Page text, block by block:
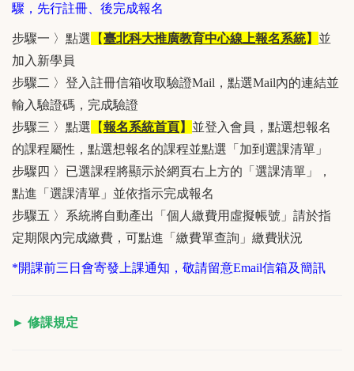
驟，先行註冊、後完成報名
步驟一 〉點選 【臺北科大推廣教育中心線上報名系統】 並
加入新學員
步驟二 〉登入註冊信箱收取驗證Mail，點選Mail內的連結並
輸入驗證碼，完成驗證
步驟三 〉點選 【報名系統首頁 】 並登入會員，點選想報名
的課程屬性，點選想報名的課程並點選「加到選課清單」
步驟四 〉已選課程將顯示於網頁右上方的「選課清單」，
點進「選課清單」並依指示完成報名
步驟五 〉系統將自動產出「個人繳費用虛擬帳號」請於指
定期限內完成繳費，可點進「繳費單查詢」繳費狀況
*開課前三日會寄發上課通知，敬請留意Email信箱及簡訊
► 修課規定